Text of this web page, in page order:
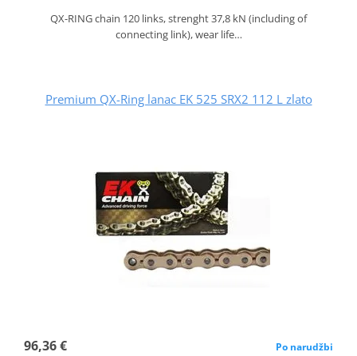
QX-RING chain 120 links, strenght 37,8 kN (including of
connecting link), wear life…
Premium QX-Ring lanac EK 525 SRX2 112 L zlato
96,36 € Po narudžbi